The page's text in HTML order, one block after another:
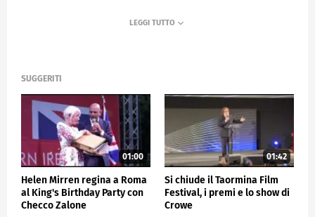
folla di fan, si è concesso ad autografi e selfie e ha
Mirren, attrice premio Oscar che sarà premiata alla
la proiezione di "Bellissima" di Luchino Visconti a 75
anni dall'uscita, al Teatro Antico, in versione
restaurata.
A proposito di Anna Magnani, ha detto: "Un'attrice e
una persona brillante, ne ho sempre ammirato
l'autenticità, era così, sempre se stessa senza
pretendere di essere qualcun altro. Mi piacerebbe
essere Anna Magnani". E sull'amicizia con Checco
SUGGERITI
01:00
Helen Mirren regina a Roma
al King's Birthday Party con
Checco Zalone
01:42
Si chiude il Taormina Film
Festival, i premi e lo show di
Crowe